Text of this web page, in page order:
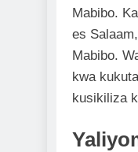
Mabibo.
es
Mabibo.
kwa
kusikiliza